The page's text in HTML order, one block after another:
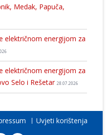
Medak, Papuča,
električnom energijom za
električnom energijom za
Selo i Rešetar 28.07.2026
Uvjeti korištenja